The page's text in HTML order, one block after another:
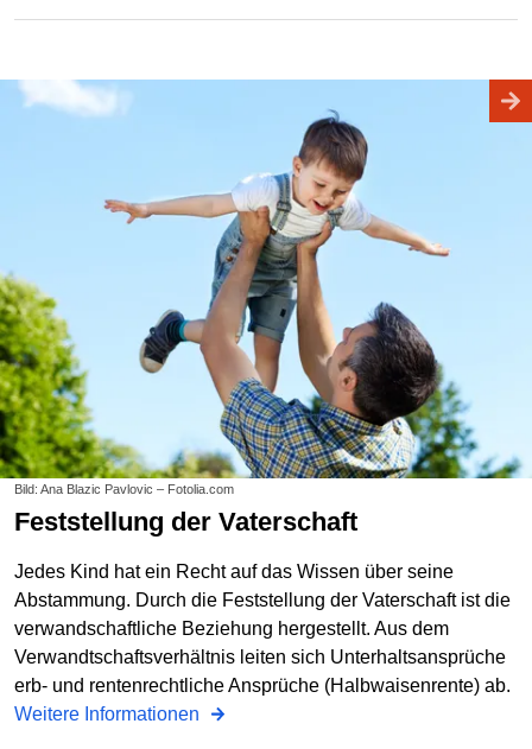
Bild: Ana Blazic Pavlovic – Fotolia.com
Feststellung der Vaterschaft
Jedes Kind hat ein Recht auf das Wissen über seine
Abstammung. Durch die Feststellung der Vaterschaft ist die
verwandschaftliche Beziehung hergestellt. Aus dem
Verwandtschaftsverhältnis leiten sich Unterhaltsansprüche
erb- und rentenrechtliche Ansprüche (Halbwaisenrente) ab.
Weitere Informationen